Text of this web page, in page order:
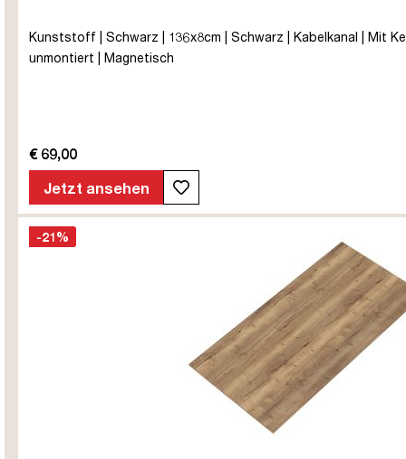
Kunststoff | Schwarz | 136x8cm | Schwarz | Kabelkanal | Mit
unmontiert | Magnetisch
€ 69,00
Jetzt ansehen
-21%